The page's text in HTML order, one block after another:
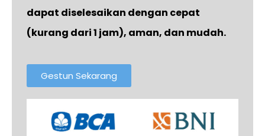
dapat diselesaikan dengan cepat
(kurang dari 1 jam), aman, dan mudah.
Gestun Sekarang